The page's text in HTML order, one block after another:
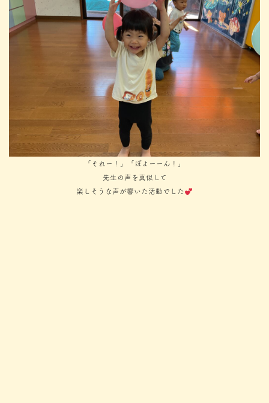
「それー！」「ぼよーーん！」
先生の声を真似して
楽しそうな声が響いた活動でした